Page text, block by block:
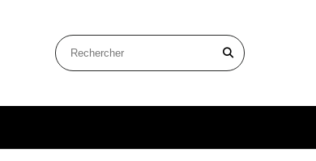
Rechercher sur le site